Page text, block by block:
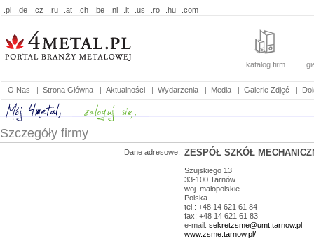
.pl .de .cz .ru .at .ch .be .nl .it .us .ro .hu .com
katalog firm
O Nas | Strona Główna | Aktualności | Wydarzenia | Media | Galerie Zdjęć |
Szczegóły firmy
Dane adresowe: ZESPÓŁ SZKÓŁ
Szujskiego 13
33-100 Tarnów
woj. małopolskie
Polska
tel.: +48 14 621 61 84
fax: +48 14 621 61 83
e-mail: sekretzsme@umt.tarnow.pl
www.zsme.tarnow.pl/